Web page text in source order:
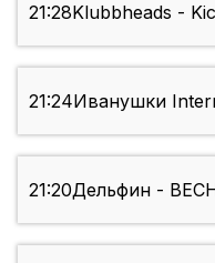
21:28Klubbheads -
21:24Иванушки
21:20Дельфин -